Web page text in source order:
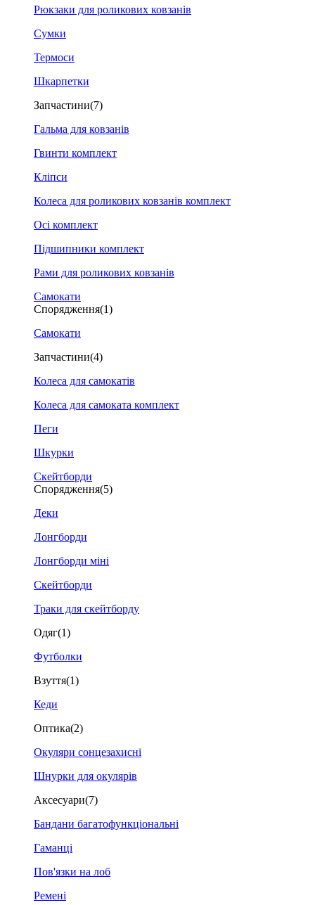
Рюкзаки для роликових ковзанів
Сумки
Термоси
Шкарпетки
Запчастини(7)
Гальма для ковзанів
Гвинти комплект
Кліпси
Колеса для роликових ковзанів комплект
Осі комплект
Підшипники комплект
Рами для роликових ковзанів
Самокати
Спорядження(1)
Самокати
Запчастини(4)
Колеса для самокатів
Колеса для самоката комплект
Пеги
Шкурки
Скейтборди
Спорядження(5)
Деки
Лонгборди
Лонгборди міні
Скейтборди
Траки для скейтборду
Одяг(1)
Футболки
Взуття(1)
Кеди
Оптика(2)
Окуляри сонцезахисні
Шнурки для окулярів
Аксесуари(7)
Бандани багатофункціональні
Гаманці
Пов'язки на лоб
Ремені